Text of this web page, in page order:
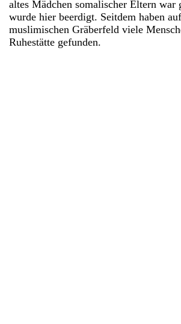
altes Mädchen somalischer Eltern war
wurde hier beerdigt. Seitdem haben
muslimischen Gräberfeld viele
Ruhestätte gefunden.